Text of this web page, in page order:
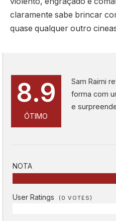
claramente sabe brincar
quase qualquer outro
8.9
ÓTIMO
Sam Raimi
forma com
e
NOTA
User Ratings (0 VOTES)